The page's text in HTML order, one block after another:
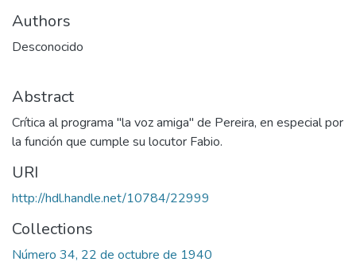
Authors
Desconocido
Abstract
Crítica al programa "la voz amiga" de Pereira, en especial por
la función que cumple su locutor Fabio.
URI
http://hdl.handle.net/10784/22999
Collections
Número 34, 22 de octubre de 1940